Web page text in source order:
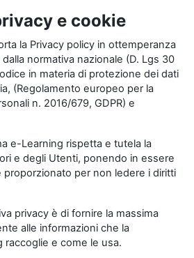
e cookie
la Privacy policy in ottemperanza
normativa nazionale (D. Lgs 30
in materia di protezione dei dati
(Regolamento europeo per la
n. 2016/679, GDPR) e
e-Learning rispetta e tutela la
e degli Utenti, ponendo in essere
per non ledere i diritti
privacy è di fornire la massima
alle informazioni che la
raccoglie e come le usa.